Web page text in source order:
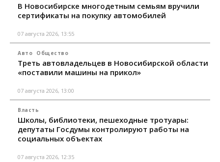
В Новосибирске многодетным семьям вручили
сертификаты на покупку автомобилей
07 августа 2026, 13:55
Авто Общество
Треть автовладельцев в Новосибирской области
«поставили машины на прикол»
07 августа 2026, 13:00
Власть
Школы, библиотеки, пешеходные тротуары:
депутаты Госдумы контролируют работы на
социальных объектах
07 августа 2026, 12:35